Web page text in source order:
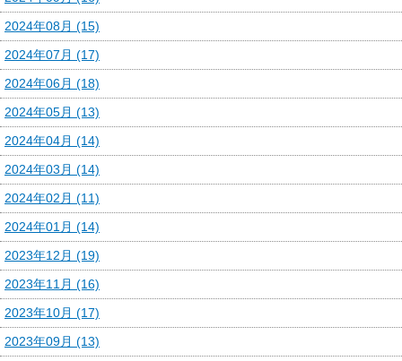
2024年08月 (15)
2024年07月 (17)
2024年06月 (18)
2024年05月 (13)
2024年04月 (14)
2024年03月 (14)
2024年02月 (11)
2024年01月 (14)
2023年12月 (19)
2023年11月 (16)
2023年10月 (17)
2023年09月 (13)